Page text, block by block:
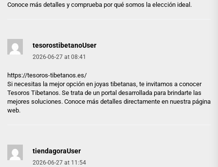
Conoce más detalles y comprueba por qué somos la elección ideal.
tesorostibetanoUser
2026-06-27 at 08:41
https://tesoros-tibetanos.es/
Si necesitas la mejor opción en joyas tibetanas, te invitamos a conocer
Tesoros Tibetanos. Se trata de un portal desarrollada para brindarte las
mejores soluciones. Conoce más detalles directamente en nuestra página
web.
tiendagoraUser
2026-06-27 at 11:54